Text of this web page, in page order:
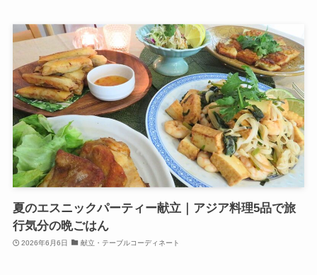
夏のエスニックパーティー献立｜アジア料理5品で旅
行気分の晩ごはん
2026年6月6日 献立・テーブルコーディネート